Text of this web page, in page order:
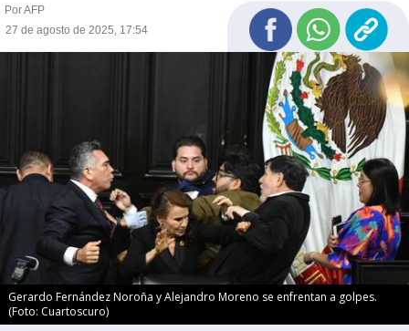
Por AFP
27 de agosto de 2025, 17:54
Gerardo Fernández Noroña y Alejandro Moreno se enfrentan a golpes.
(Foto: Cuartoscuro)